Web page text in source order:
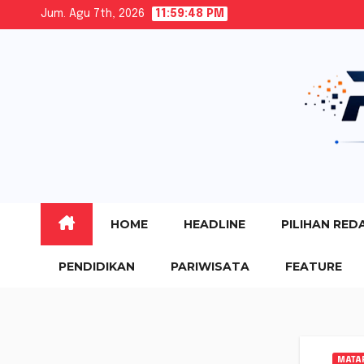
Jum. Agu 7th, 2026 11:59:49 PM
HOME HEADLINE PILIHAN
PENDIDIKAN PARIWISATA FEATURE